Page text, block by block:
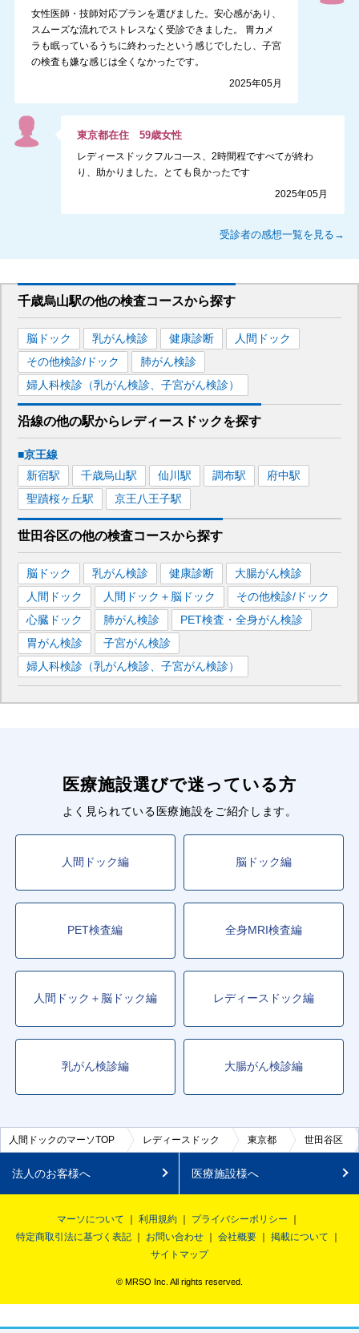
女性医師・技師対応プランを選びました。安心感があり、
スムーズな流れでストレスなく受診できました。 胃カメ
ラも眠っているうちに終わったという感じでしたし、子宮
の検査も嫌な感じは全くなかったです。
2025年05月
東京都在住59歳女性
レディースドックフルコ―ス、2時間程ですべてが終わ
り、助かりました。とても良かったです
2025年05月
受診者の感想一覧を見る→
千歳烏山駅の他の検査コースから探す
脳ドック 乳がん検診 健康診断
人間ドック
その他検診/ドック
肺がん検診
婦人科検診（乳がん検診、子宮がん検診）
沿線の他の駅から レディースドックを探す
■京王線
新宿駅 千歳烏山駅 仙川駅 調布駅 府中駅
聖蹟桜ヶ丘駅 京王八王子駅
世田谷区の他の検査コースから探す
脳ドック 乳がん検診 健康診断
大腸がん検診
人間ドック
人間ドック＋脳ドック
その他検診/ドック
心臓ドック
肺がん検診
PET検査・全身がん検診
胃がん検診
子宮がん検診
婦人科検診（乳がん検診、子宮がん検診）
医療施設選びで迷っている方
よく見られている医療施設をご紹介します。
人間ドック編 脳ドック編
PET検査編 全身MRI検査編
人間ドック＋脳ドック編 レディースドック編
乳がん検診編 大腸がん検診編
人間ドックのマーソTOP レディースドック 東京都 世田谷区
法人のお客様へ 医療施設様へ
マーソについて 利用規約
プライバシーポリシー
特定商取引法に基づく表記
お問い合わせ 会社概要
掲載について
サイトマップ
© MRSO Inc. All rights reserved.